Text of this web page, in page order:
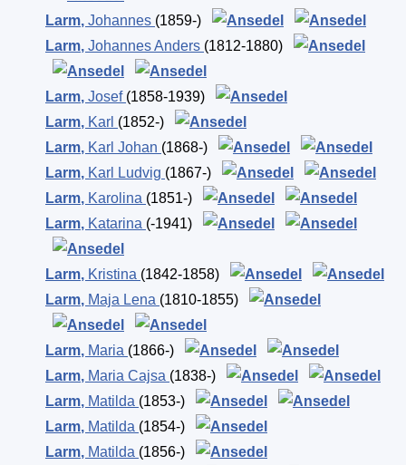
Larm, Johannes (1859-)
Larm, Johannes Anders (1812-1880)
Larm, Josef (1858-1939)
Larm, Karl (1852-)
Larm, Karl Johan (1868-)
Larm, Karl Ludvig (1867-)
Larm, Karolina (1851-)
Larm, Katarina (-1941)
Larm, Kristina (1842-1858)
Larm, Maja Lena (1810-1855)
Larm, Maria (1866-)
Larm, Maria Cajsa (1838-)
Larm, Matilda (1853-)
Larm, Matilda (1854-)
Larm, Matilda (1856-)